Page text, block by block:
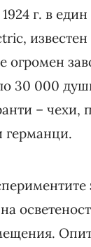
г. в
огромен
30 000
– чехи,
германци.